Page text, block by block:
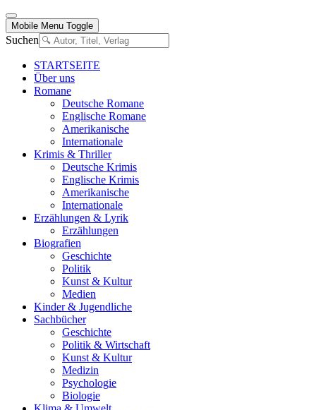
Mobile Menu Toggle
Suchen
STARTSEITE
Über uns
Romane
Deutsche Romane
Englische Romane
Amerikanische
Internationale
Krimis & Thriller
Deutsche Krimis
Englische Krimis
Amerikanische
Internationale
Erzählungen & Lyrik
Erzählungen
Biografien
Geschichte
Politik
Kunst & Kultur
Medien
Kinder & Jugendliche
Sachbücher
Geschichte
Politik & Wirtschaft
Kunst & Kultur
Medizin
Psychologie
Biologie